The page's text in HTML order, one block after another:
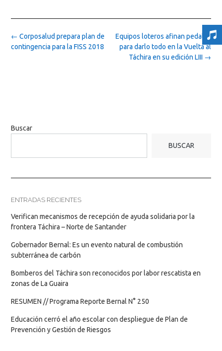
Post
navigation
Equipos loteros afinan pedales
para darlo todo en la Vuelta al
Táchira en su edición LIII →
← Corposalud prepara plan de
contingencia para la FISS 2018
Buscar
BUSCAR
ENTRADAS RECIENTES
Verifican mecanismos de recepción de ayuda solidaria por la
frontera Táchira – Norte de Santander
Gobernador Bernal: Es un evento natural de combustión
subterránea de carbón
Bomberos del Táchira son reconocidos por labor rescatista en
zonas de La Guaira
RESUMEN // Programa Reporte Bernal N° 250
Educación cerró el año escolar con despliegue de Plan de
Prevención y Gestión de Riesgos